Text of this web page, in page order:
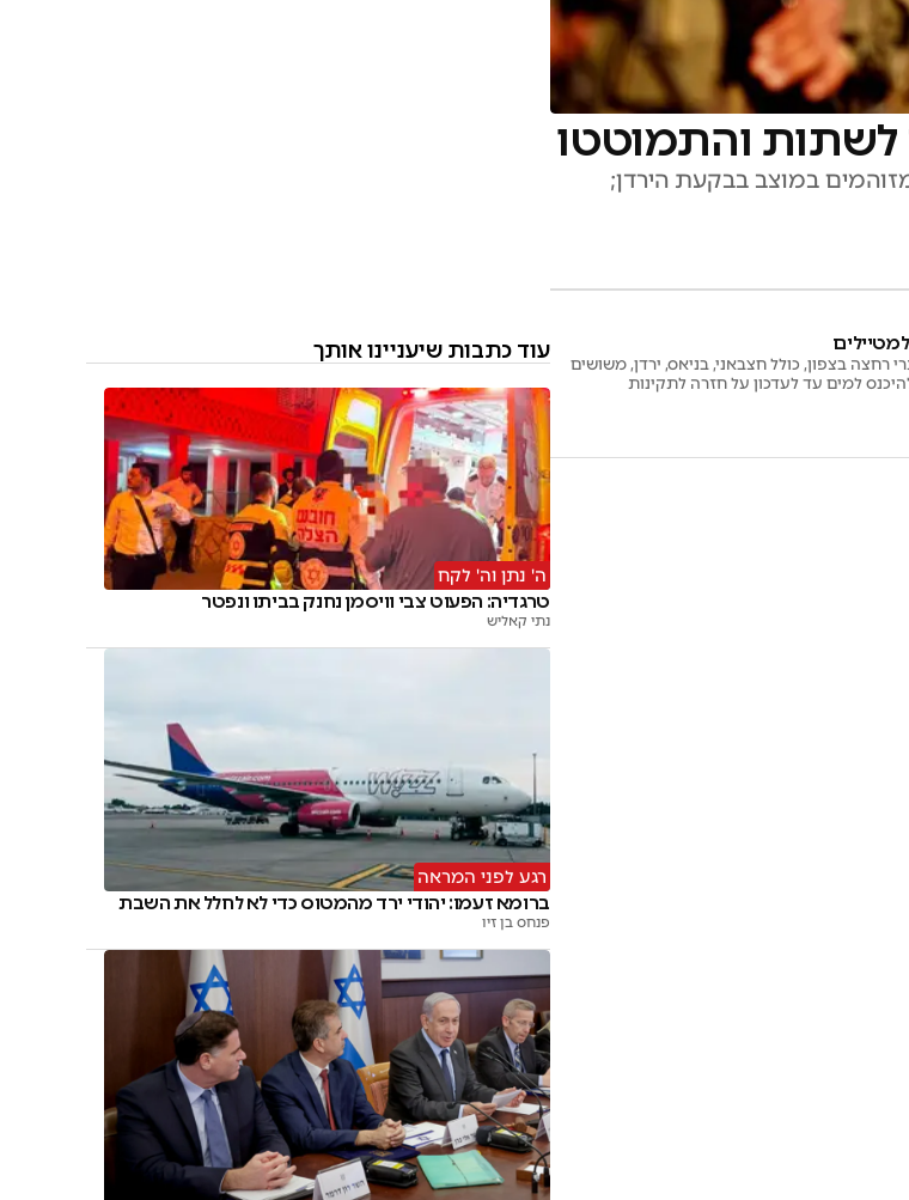
לשתות והתמוטטו
במוצב בבקעת הירדן;
בצפון, כולל חצבאני, בניאס, ירדן, משושים
למים עד לעדכון על חזרה לתקינות
עוד כתבות שיעניינו אותך
ה' נתן וה' לקח
טרגדיה: הפעוט צבי וויסמן נחנק בביתו ונפטר
נתי קאליש
רגע לפני המראה
ברומא זעמו: יהודי ירד מהמטוס כדי לא לחלל את השבת
פנחס בן זיו